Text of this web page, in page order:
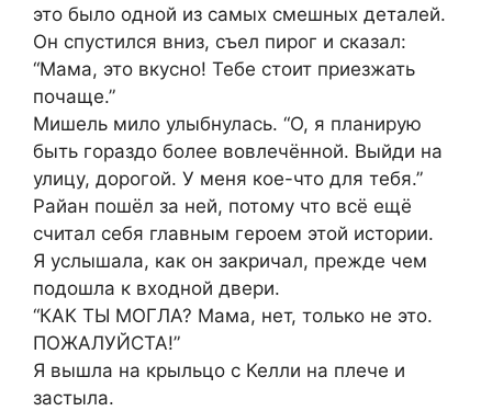
это было одной из самых смешных деталей.
Он спустился вниз, съел пирог и сказал:
“Мама, это вкусно! Тебе стоит приезжать
почаще.”
Мишель мило улыбнулась. “О, я планирую
быть гораздо более вовлечённой. Выйди на
улицу, дорогой. У меня кое-что для тебя.”
Райан пошёл за ней, потому что всё ещё
считал себя главным героем этой истории.
Я услышала, как он закричал, прежде чем
подошла к входной двери.
“КАК ТЫ МОГЛА? Мама, нет, только не это.
ПОЖАЛУЙСТА!”
Я вышла на крыльцо с Келли на плече и
застыла.